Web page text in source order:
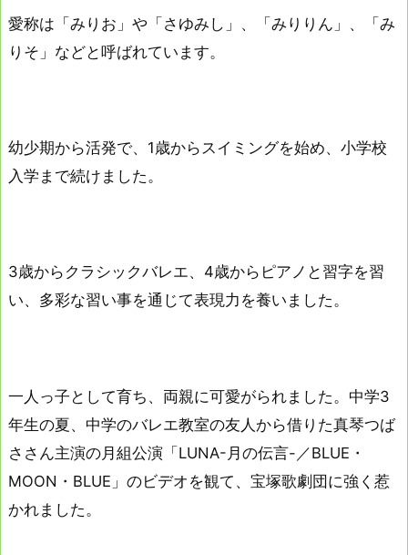
愛称は「みりお」や「さゆみし」、「みりりん」、「み
りそ」などと呼ばれています。
幼少期から活発で、1歳からスイミングを始め、小学校
入学まで続けました。
3歳からクラシックバレエ、4歳からピアノと習字を習
い、多彩な習い事を通じて表現力を養いました。
一人っ子として育ち、両親に可愛がられました。中学3
年生の夏、中学のバレエ教室の友人から借りた真琴つば
ささん主演の月組公演「LUNA-月の伝言-／BLUE・
MOON・BLUE」のビデオを観て、宝塚歌劇団に強く惹
かれました。